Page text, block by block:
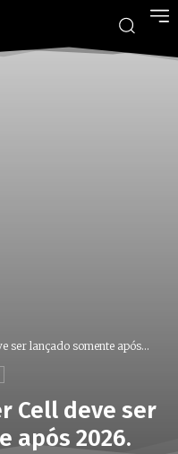
ser lançado somente após...
Cell deve ser
após 2026.